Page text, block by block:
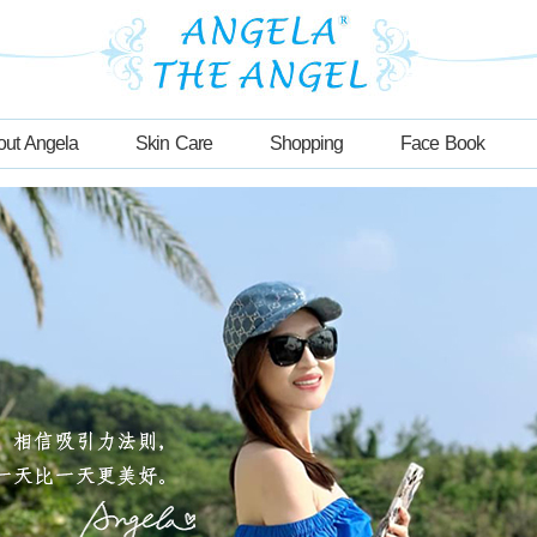
Angela Skin Care Shopping Face Book